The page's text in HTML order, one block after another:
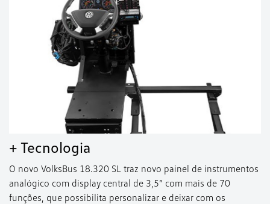
+ Tecnologia
O novo VolksBus 18.320 SL traz novo painel de instrumentos
analógico com display central de 3,5” com mais de 70
funções, que possibilita personalizar e deixar com os